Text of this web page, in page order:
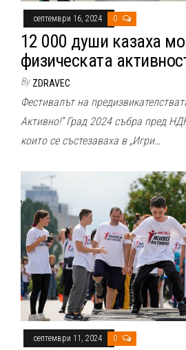
септември 16, 2024 0
12 000 души казаха
физическата
By ZDRAVEC
Фестивалът на
Активно!“ Град 2024 събра пред
които се състезаваха в „Игри…
септември 11, 2024 0